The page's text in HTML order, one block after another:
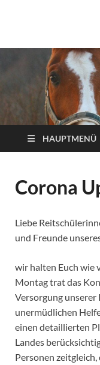
e.V.
Reitervereins
HAUPTMENÜ
Corona
Liebe
und Freunde
wir halten Euch wie
Montag trat das
Versorgung unserer
unermüdlichen
einen detaillierten
Landes
Personen